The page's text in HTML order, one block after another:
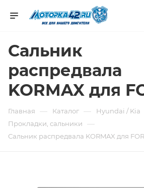
Сальник
распредвала
KORMAX для
Главная — Каталог — Hyundai / Kia
Прокладки, сальники —
Сальник распредвала KORMAX для